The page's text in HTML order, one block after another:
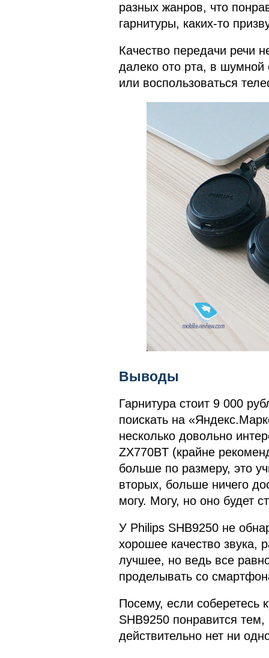
разных жанров, что
гарнитуры, каких-то
Качество передачи речи
далеко ото рта, в шумной
или воспользоваться
Выводы
Гарнитура стоит 9 000
поискать на
несколько довольно
ZX770BT (крайне
больше по размеру, это
вторых, больше ничего
могу. Могу, но оно будет
У Philips SHB9250 не
хорошее качество звука,
лучшее, но ведь все
проделывать со
Посему, если соберетесь
SHB9250 понравится
действительно нет ни